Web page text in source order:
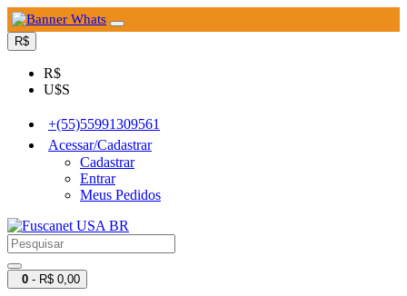
R$
R$
U$S
+(55)55991309561
Acessar/Cadastrar
Cadastrar
Entrar
Meus Pedidos
0 - R$ 0,00